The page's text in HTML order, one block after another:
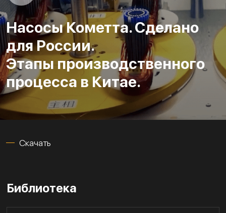
Насосы Кометта. Сделано
для России.
Этапы производственного
процесса в Китае.
Скачать
Библиотека